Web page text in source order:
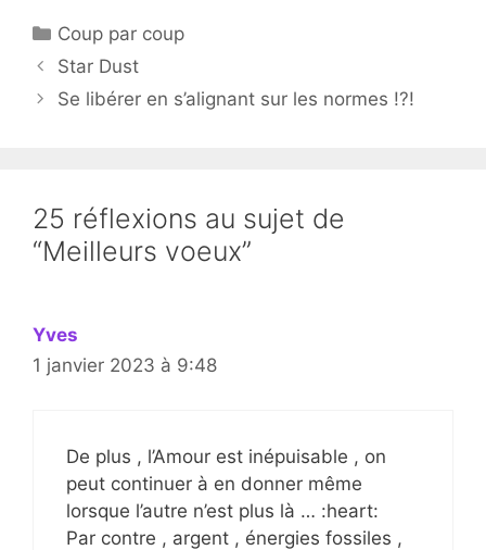
Catégories
Coup par coup
Star Dust
Se libérer en s’alignant sur les normes !?!
25 réflexions au sujet de
“Meilleurs voeux”
Yves
1 janvier 2023 à 9:48
De plus , l’Amour est inépuisable , on
peut continuer à en donner même
lorsque l’autre n’est plus là … :heart:
Par contre , argent , énergies fossiles ,